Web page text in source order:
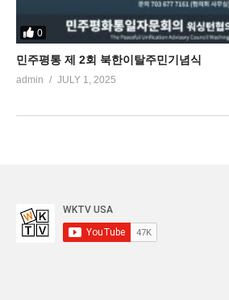
0
민주평통 제 2회 북한이탈주민기념식
admin JULY 1, 2025